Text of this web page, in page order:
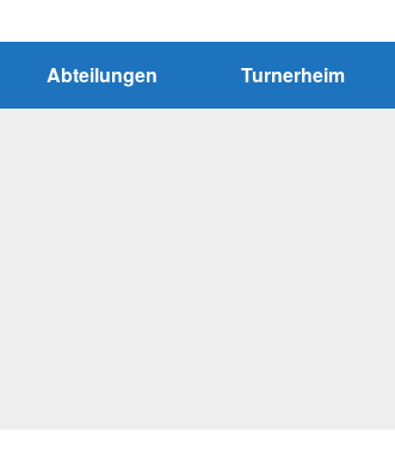
Abteilungen Turnerheim